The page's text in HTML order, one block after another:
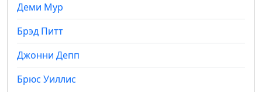
Деми Мур
Брэд Питт
Джонни Депп
Брюс Уиллис